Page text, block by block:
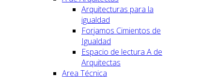
Arquitecturas para la
igualdad
Forjamos Cimientos de
Igualdad
Espacio de lectura A de
Arquitectas
Area Técnica